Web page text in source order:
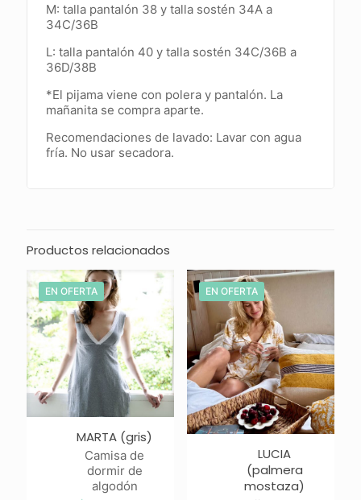
M: talla pantalón 38 y talla sostén 34A a
34C/36B
L: talla pantalón 40 y talla sostén 34C/36B a
36D/38B
*El pijama viene con polera y pantalón. La
mañanita se compra aparte.
Recomendaciones de lavado: Lavar con agua
fría. No usar secadora.
Productos relacionados
EN OFERTA
MARTA (gris)
Camisa de
dormir de
algodón
EN OFERTA
LUCIA
(palmera
mostaza)